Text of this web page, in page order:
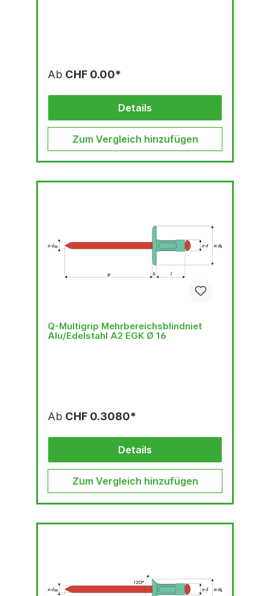
Ab CHF 0.00*
Details
Zum Vergleich hinzufügen
Q-Multigrip Mehrbereichsblindniet
Alu/Edelstahl A2 EGK Ø 16
Ab CHF 0.3080*
Details
Zum Vergleich hinzufügen